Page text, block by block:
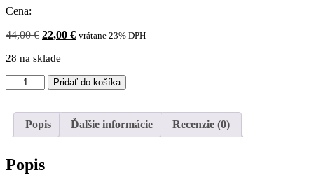
Cena:
44,00€ Pôvodná
bola:
22,00 €Aktuálna
vrátane 23% DPH
28 na sklade
množstvo
Piknikové
(4ks)
Pridať do košíka
Popis Ďalšie informácie Recenzie (0)
Popis